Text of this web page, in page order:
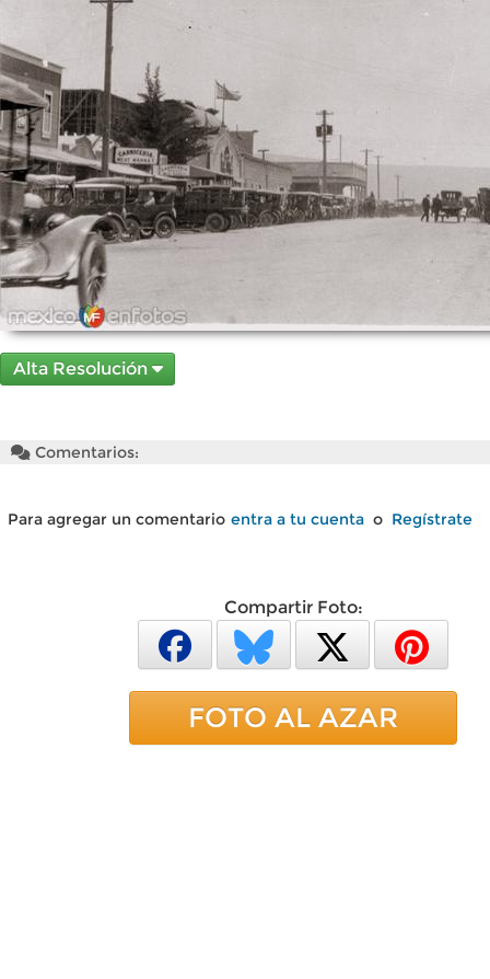
Alta Resolución
Comentarios:
Para agregar un comentario entra a tu cuenta o Regístrate
Compartir Foto:
FOTO AL AZAR